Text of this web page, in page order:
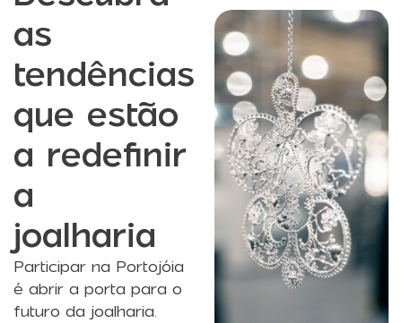
as
tendências
que estão
a redefinir
a
joalharia
Participar na Portojóia
é abrir a porta para o
futuro da joalharia.